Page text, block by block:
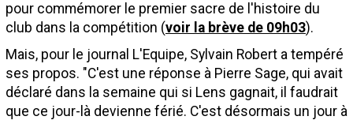
pour commémorer le premier sacre de l'histoire du
club dans la compétition (voir la brève de 09h03).
Mais, pour le journal L'Equipe, Sylvain Robert a tempéré
ses propos. "C'est une réponse à Pierre Sage, qui avait
déclaré dans la semaine qui si Lens gagnait, il faudrait
que ce jour-là devienne férié. C'est désormais un jour à
Programme TV foot
Vidéos
Sondages
Tableau transferts L1